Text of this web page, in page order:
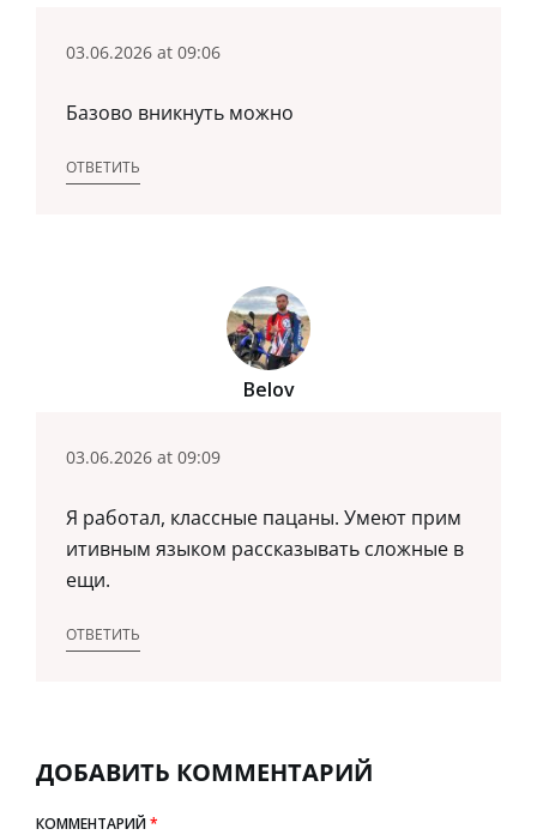
03.06.2026 at 09:06
Базово вникнуть можно
ОТВЕТИТЬ
Belov
03.06.2026 at 09:09
Я работал, классные пацаны. Умеют прим
итивным языком рассказывать сложные в
ещи.
ОТВЕТИТЬ
ДОБАВИТЬ КОММЕНТАРИЙ
КОММЕНТАРИЙ*